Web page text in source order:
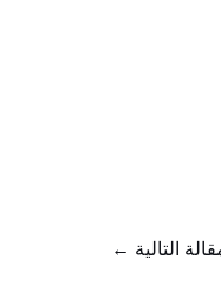
التالية ←